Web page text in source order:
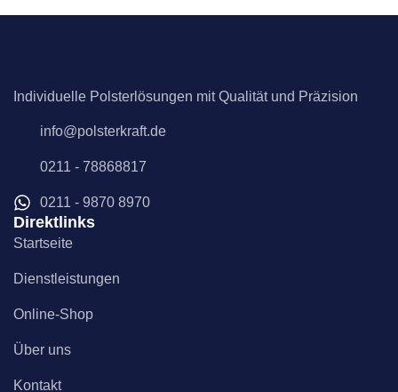
Individuelle Polsterlösungen mit Qualität und Präzision
info@polsterkraft.de
0211 - 78868817
0211 - 9870 8970
Direktlinks
Startseite
Dienstleistungen
Online-Shop
Über uns
Kontakt